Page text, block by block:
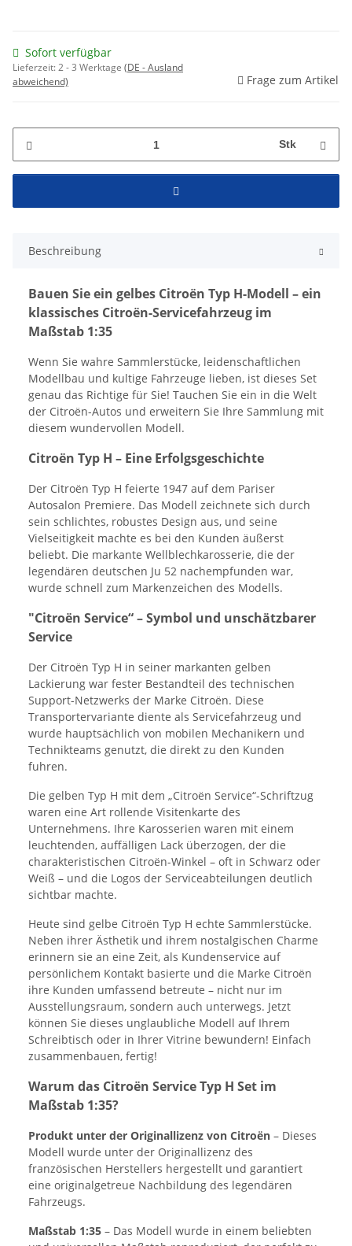
Sofort verfügbar
Lieferzeit:2 - 3 Werktage (DE - Ausland
abweichend)
Frage zum Artikel
Stk
Beschreibung
Bauen Sie ein gelbes Citroën Typ H-Modell – ein
klassisches Citroën-Servicefahrzeug im
Maßstab 1:35
Wenn Sie wahre Sammlerstücke, leidenschaftlichen
Modellbau und kultige Fahrzeuge lieben, ist dieses Set
genau das Richtige für Sie! Tauchen Sie ein in die Welt
der Citroën-Autos und erweitern Sie Ihre Sammlung mit
diesem wundervollen Modell.
Citroën Typ H – Eine Erfolgsgeschichte
Der Citroën Typ H feierte 1947 auf dem Pariser
Autosalon Premiere. Das Modell zeichnete sich durch
sein schlichtes, robustes Design aus, und seine
Vielseitigkeit machte es bei den Kunden äußerst
beliebt. Die markante Wellblechkarosserie, die der
legendären deutschen Ju 52 nachempfunden war,
wurde schnell zum Markenzeichen des Modells.
"Citroën Service“ – Symbol und unschätzbarer
Service
Der Citroën Typ H in seiner markanten gelben
Lackierung war fester Bestandteil des technischen
Support-Netzwerks der Marke Citroën. Diese
Transportervariante diente als Servicefahrzeug und
wurde hauptsächlich von mobilen Mechanikern und
Technikteams genutzt, die direkt zu den Kunden
fuhren.
Die gelben Typ H mit dem „Citroën Service“-Schriftzug
waren eine Art rollende Visitenkarte des
Unternehmens. Ihre Karosserien waren mit einem
leuchtenden, auffälligen Lack überzogen, der die
charakteristischen Citroën-Winkel – oft in Schwarz oder
Weiß – und die Logos der Serviceabteilungen deutlich
sichtbar machte.
Heute sind gelbe Citroën Typ H echte Sammlerstücke.
Neben ihrer Ästhetik und ihrem nostalgischen Charme
erinnern sie an eine Zeit, als Kundenservice auf
persönlichem Kontakt basierte und die Marke Citroën
ihre Kunden umfassend betreute – nicht nur im
Ausstellungsraum, sondern auch unterwegs. Jetzt
können Sie dieses unglaubliche Modell auf Ihrem
Schreibtisch oder in Ihrer Vitrine bewundern! Einfach
zusammenbauen, fertig!
Warum das Citroën Service Typ H Set im
Maßstab 1:35?
Produkt unter der Originallizenz von Citroën – Dieses
Modell wurde unter der Originallizenz des
französischen Herstellers hergestellt und garantiert
eine originalgetreue Nachbildung des legendären
Fahrzeugs.
Maßstab 1:35 – Das Modell wurde in einem beliebten